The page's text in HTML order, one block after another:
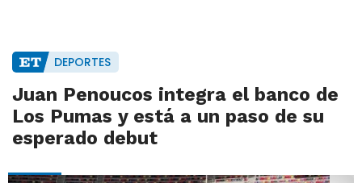
DEPORTES
Juan Penoucos integra el banco de
Los Pumas y está a un paso de su
esperado debut